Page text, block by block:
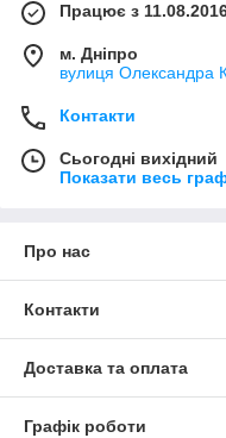
Працює з
м. Дніпро
вулиця Олександра
Контакти
Сьогодні вихідний
Показати весь
Про нас
Контакти
Доставка та оплата
Графік роботи